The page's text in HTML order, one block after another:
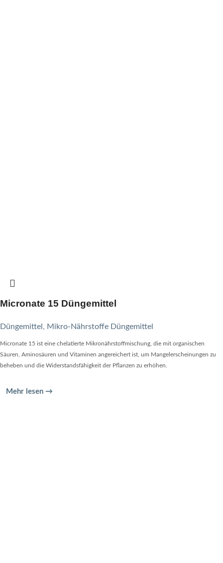
Micronate 15 Düngemittel
Düngemittel , Mikro-Nährstoffe Düngemittel
Micronate 15 ist eine chelatierte Mikronährstoffmischung, die mit organischen
Säuren, Aminosäuren und Vitaminen angereichert ist, um Mangelerscheinungen zu
beheben und die Widerstandsfähigkeit der Pflanzen zu erhöhen.
Mehr lesen →